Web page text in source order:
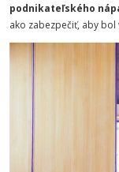
podnikateľského
ako zabezpečiť, aby